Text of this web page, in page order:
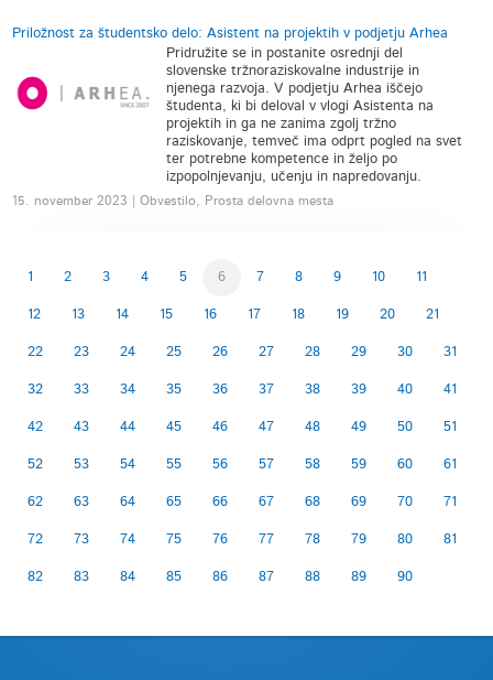
Priložnost za študentsko delo: Asistent na projektih v podjetju Arhea
Pridružite se in postanite osrednji del
slovenske tržnoraziskovalne industrije in
njenega razvoja. V podjetju Arhea iščejo
študenta, ki bi deloval v vlogi Asistenta na
projektih in ga ne zanima zgolj tržno
raziskovanje, temveč ima odprt pogled na svet
ter potrebne kompetence in željo po
izpopolnjevanju, učenju in napredovanju.
15. november 2023 | Obvestilo, Prosta delovna mesta
1 2 3 4 5 6 7 8 9 10 11
12 13 14 15 16 17 18 19 20 21
22 23 24 25 26 27 28 29 30 31
32 33 34 35 36 37 38 39 40 41
42 43 44 45 46 47 48 49 50 51
52 53 54 55 56 57 58 59 60 61
62 63 64 65 66 67 68 69 70 71
72 73 74 75 76 77 78 79 80 81
82 83 84 85 86 87 88 89 90